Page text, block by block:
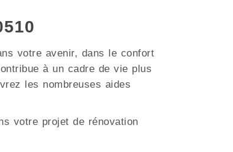
votre avenir, dans le confort
à un cadre de vie plus
les nombreuses aides
votre projet de rénovation